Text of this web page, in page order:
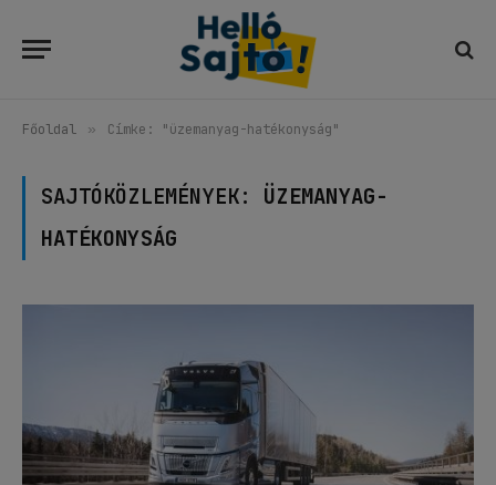
Főoldal » Címke: "üzemanyag-hatékonyság"
SAJTÓKÖZLEMÉNYEK: ÜZEMANYAG-
HATÉKONYSÁG